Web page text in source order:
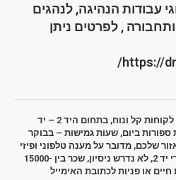
עבודות הנהיגה, לנהגים
, לפרטים ניתן
https://
דרושים דרושות לעבודה בשירות לקוחות קל ונוח, בתחום היד 2 – יד
ביום, שעות גמישות – בבוקר
שלכם, מדובר על מענה טלפוני ופיזי
ללקוחות המעוניינים לקחת מוצרי יד 2, לא נדרש ניסיון, שכר בין 15000-
חיים או פניות לכתובת האימייל